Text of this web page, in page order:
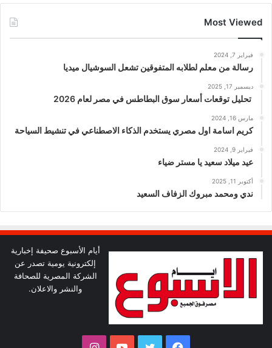
Most Viewed
فبراير 7, 2024
رسالة من معلم لطلابه المتفوقين تشعل السوشيال ميديا
ديسمبر 17, 2025
تحليل توقعات أسعار سوق البطاطس في مصر لعام 2026
مارس 16, 2024
كريم اسامة اول مصري يستخدم الذكاء الاصطناعي في تنشيط السياحة
فبراير 9, 2024
عيد ميلاد سعيد يا مستر ضياء
أكتوبر 11, 2025
ندي ومحمد مبروك الزفاف السعيد
أيام الأسبوع صحيفة إخبارية
إلكترونية يومية تصدر عن
الشركة المصرية للصحافة
والنشر والاعلان.